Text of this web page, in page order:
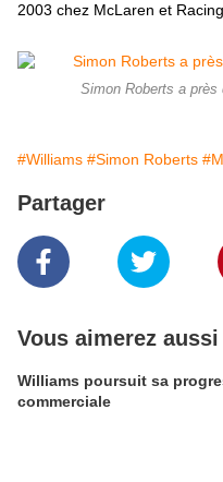
2003 chez McLaren et
Simon Roberts a près
#Williams #Simon Roberts
Partager
Vous aimerez aussi
Williams poursuit sa
commerciale